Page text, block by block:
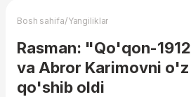
Bosh sahifa/Yangiliklar
Rasman: "Qo'qon-
va Abror Karimovni
qo'shib oldi